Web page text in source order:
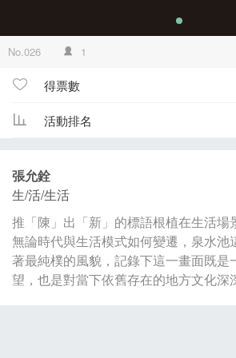
No.026 1
得票數
活動排名
張允銓
生/活/生活
推「陳」出「新」的標語根植在生活場
無論時代與生活模式如何變遷，泉水池
著最純樸的風貌，記錄下這一畫面既是
望，也是對當下依舊存在的地方文化深